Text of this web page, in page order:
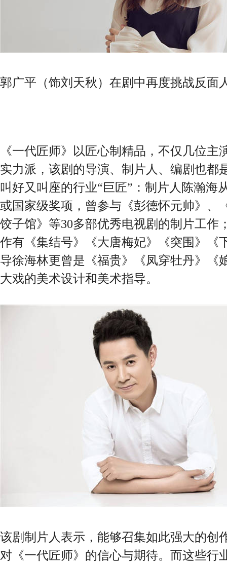
郭广平（饰刘天秋）在剧中再度挑战反面
《一代匠师》以匠心制精品，不仅几位主
实力派，该剧的导演、制片人、编剧也都
叫好又叫座的行业“巨匠”：制片人陈瀚海
或国家级奖项，曾参与《彭德怀元帅》、
饺子馆》等30多部优秀电视剧的制片工作
作有《集结号》《大唐梅妃》《突围》《
导徐海林更曾是《福贵》《凤穿牡丹》《
大戏的美术设计和美术指导。
该剧制片人表示，能够召集如此强大的创
对《一代匠师》的信心与期待。而这些行